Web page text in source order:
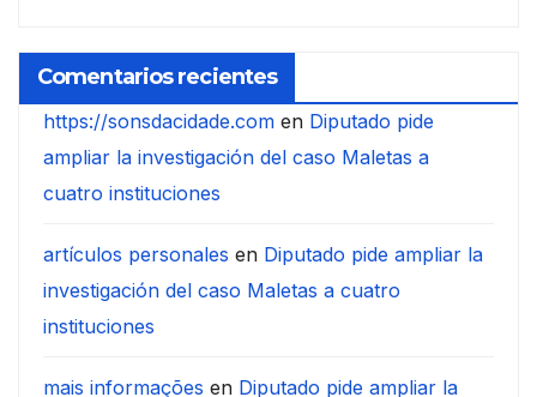
Comentarios recientes
https://sonsdacidade.com en Diputado pide
ampliar la investigación del caso Maletas a
cuatro instituciones
artículos personales en Diputado pide ampliar la
investigación del caso Maletas a cuatro
instituciones
mais informações en Diputado pide ampliar la